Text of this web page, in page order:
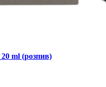
ml (розпив)